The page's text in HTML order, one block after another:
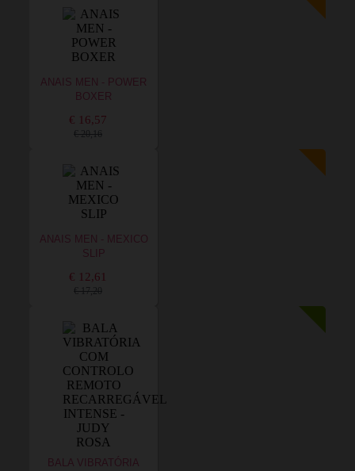
ANAIS MEN - POWER
BOXER
€ 16,57
€ 20,16
ANAIS MEN - MEXICO
SLIP
€ 12,61
€ 17,20
BALA VIBRATÓRIA